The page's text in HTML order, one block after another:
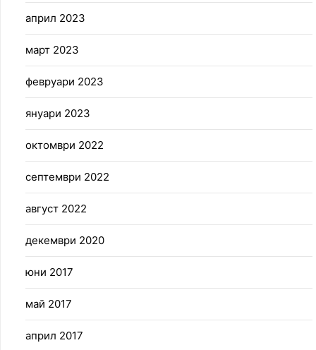
април 2023
март 2023
февруари 2023
януари 2023
октомври 2022
септември 2022
август 2022
декември 2020
юни 2017
май 2017
април 2017